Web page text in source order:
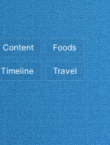
Content Foods
Timeline Travel